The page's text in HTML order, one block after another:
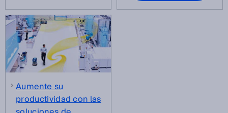
Aumente su
productividad con las